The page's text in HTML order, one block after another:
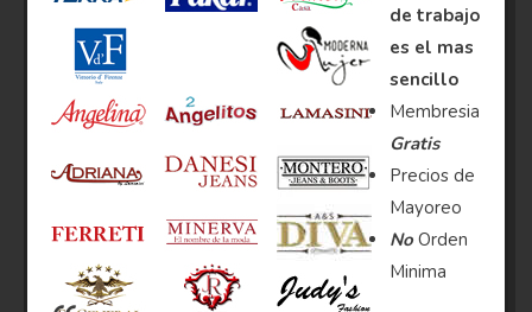
de trabajo
es el mas
sencillo
Membresia
Gratis
Precios de
Mayoreo
No Orden
Minima